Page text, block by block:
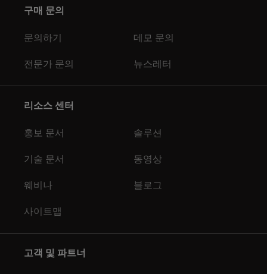
구매 문의
문의하기 데모 문의
전문가 문의 뉴스레터
리소스 센터
홍보 문서 솔루션
기술 문서 동영상
웨비나 블로그
사이트맵
고객 및 파트너